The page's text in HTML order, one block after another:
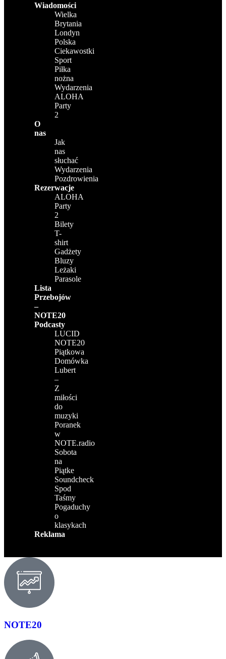
Wiadomości
Wielka
Brytania
Londyn
Polska
Ciekawostki
Sport
Piłka
nożna
Wydarzenia
ALOHA
Party
2
O
nas
Jak
nas
słuchać
Wydarzenia
Pozdrowienia
Rezerwacje
ALOHA
Party
2
Bilety
T-
shirt
Gadżety
Bluzy
Leżaki
Parasole
Lista
Przebojów
–
NOTE20
Podcasty
LUCID
NOTE20
Piątkowa
Domówka
Lubert
–
Z
miłości
do
muzyki
Poranek
w
NOTE.radio
Sobota
na
Piątke
Soundcheck
Spod
Taśmy
Pogaduchy
o
klasykach
Reklama
NOTE20